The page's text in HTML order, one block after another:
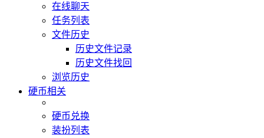
在线聊天
任务列表
文件历史
历史文件记录
历史文件找回
浏览历史
硬币相关
硬币兑换
装扮列表